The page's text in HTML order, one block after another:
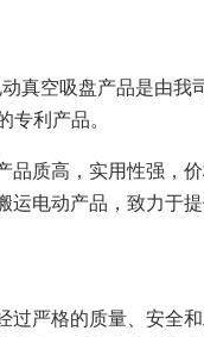
真空吸盘产品是由我
专利产品。
品质高，实用性强，
运电动产品，致力于
过严格的质量、安全